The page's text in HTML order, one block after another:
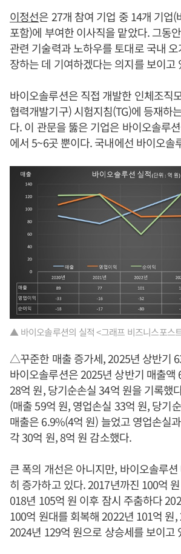
이정선은 27개 참여 기업 중 14개 기업(
포함)에 부여한 이사직을 맡았다. 그동
관련 기술력과 노하우를 토대로 국내
장하는 데 기여하겠다는 의지를 보이고
바이오솔루션은 직접 개발한 인체조직
협력개발기구) 시험지침(TG)에 등재하
다. 이 관문을 뚫은 기업은 바이오솔루
에서 5~6곳 뿐이다. 국내에선 바이오솔
▲ 바이오솔루션의 실적 <그래프 비즈니스포스
△꾸준한 매출 증가세, 2025년 상반기
바이오솔루션은 2025년 상반기 매출액
28억 원, 당기순손실 34억 원을 기록했
(매출 59억 원, 영업손실 33억 원, 당기
매출은 6.9%(4억 원) 늘었고 영업손실
각 30억 원, 8억 원 감소했다.
큰 폭의 개선은 아니지만, 바이오솔루
히 증가하고 있다. 2017년까진 100억
018년 105억 원 이후 잠시 주춤하다
100억 원대를 회복해 2022년 101억 원
2024년 129억 원으로 상승세를 보이고